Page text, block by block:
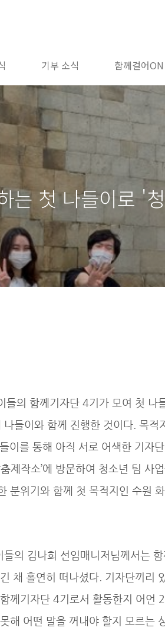
기부 소식 함께걸어ON
는 첫 나들이로 '
의 함께기자단 4기가 모여 첫 나
들이와 함께 진행한 것이다. 목적
이를 통해 아직 서로 어색한 기자
제작소’에 방문하여 청소년 팀 사
분위기와 함께 첫 목적지인 수원
의 김나희 선임매니저님께서는
채 홀연히 떠나셨다. 기자단끼리
께기자단 4기로서 활동한지 어언
해 어떤 말을 꺼내야 할지 모르는